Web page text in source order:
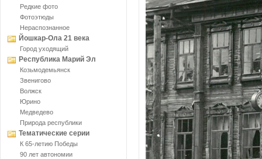
Редкие фото
Фотоэтюды
Нераспознанное
Йошкар-Ола 21 века
Город уходящий
Республика Марий Эл
Козьмодемьянск
Звенигово
Волжск
Юрино
Медведево
Природа республики
Тематические серии
К 65-летию Победы
90 лет автономии